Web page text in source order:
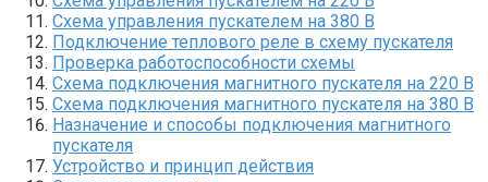
Схема управления пускателем на 380 В
Подключение теплового реле в схему пускателя
Проверка работоспособности схемы
Схема подключения магнитного пускателя на 220 В
Схема подключения магнитного пускателя на 380 В
Назначение и способы подключения магнитного
пускателя
Устройство и принцип действия